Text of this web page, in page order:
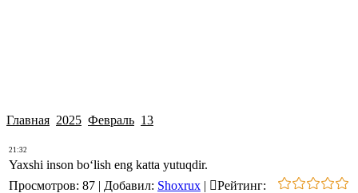
Главная 2025 Февраль 13
21:32
Yaxshi inson bo‘lish eng katta yutuqdir.
Просмотров: 87 | Добавил: Shoxrux | Рейтинг: